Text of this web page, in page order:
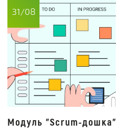
31/08
Модуль "Scrum-дошка"